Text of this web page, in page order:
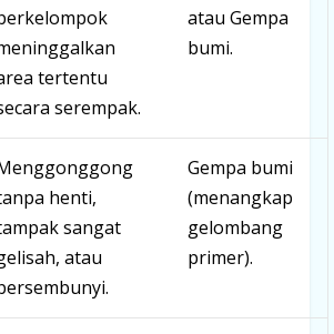
tertentu
serempak.
atau Gempa
bumi.
henti,
sangat
atau
Gempa bumi
(menangkap
gelombang
primer).